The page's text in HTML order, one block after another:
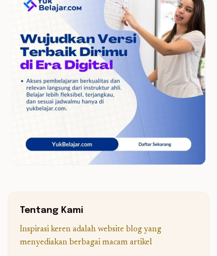
Tentang Kami
Inspirasi keren adalah website blog yang
menyediakan berbagai macam artikel